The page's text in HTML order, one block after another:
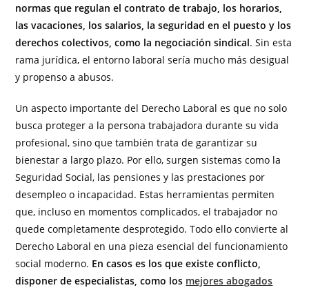
normas que regulan el contrato de trabajo, los horarios,
las vacaciones, los salarios, la seguridad en el puesto y los
derechos colectivos, como la negociación sindical. Sin esta
rama jurídica, el entorno laboral sería mucho más desigual
y propenso a abusos.
Un aspecto importante del Derecho Laboral es que no solo
busca proteger a la persona trabajadora durante su vida
profesional, sino que también trata de garantizar su
bienestar a largo plazo. Por ello, surgen sistemas como la
Seguridad Social, las pensiones y las prestaciones por
desempleo o incapacidad. Estas herramientas permiten
que, incluso en momentos complicados, el trabajador no
quede completamente desprotegido. Todo ello convierte al
Derecho Laboral en una pieza esencial del funcionamiento
social moderno. En casos es los que existe conflicto,
disponer de especialistas, como los mejores abogados